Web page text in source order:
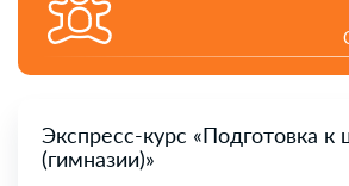
Экспресс-курс «Подготовка к
(гимназии)»